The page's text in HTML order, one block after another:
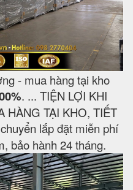
- mua hàng tại kho
. ... TIỆN LỢI KHI
HÀNG TẠI KHO, TIẾT
lắp đặt miễn phí
bảo hành 24 tháng.